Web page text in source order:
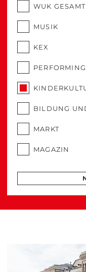
WUK GESAMT
MUSIK
KEX
BILDUNG
MARKT
MAGAZIN